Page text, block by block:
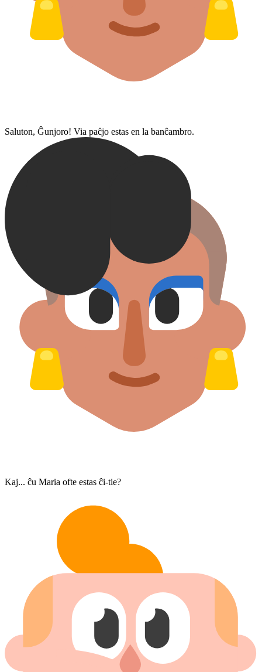
Saluton, Ĝunjoro! Via paĉjo estas en la banĉambro.
Kaj... ĉu Maria ofte estas ĉi-tie?